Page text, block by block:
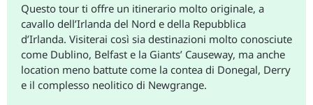
Questo tour ti offre un itinerario molto originale, a
cavallo dell’Irlanda del Nord e della Repubblica
d’Irlanda. Visiterai così sia destinazioni molto conosciute
come Dublino, Belfast e la Giants’ Causeway, ma anche
location meno battute come la contea di Donegal, Derry
e il complesso neolitico di Newgrange.